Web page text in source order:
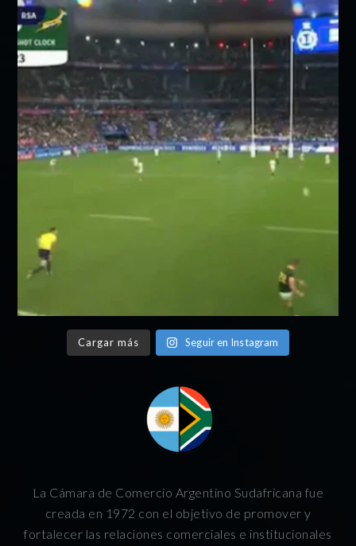
Cargar más Seguir en Instagram
La Cámara de Comercio Argentino Sudafricana fue
creada en 1972 con el objetivo de promover y
fortalecer las relaciones comerciales e institucionales